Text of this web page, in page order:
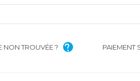
NON TROUVÉE ? PAIEMENT